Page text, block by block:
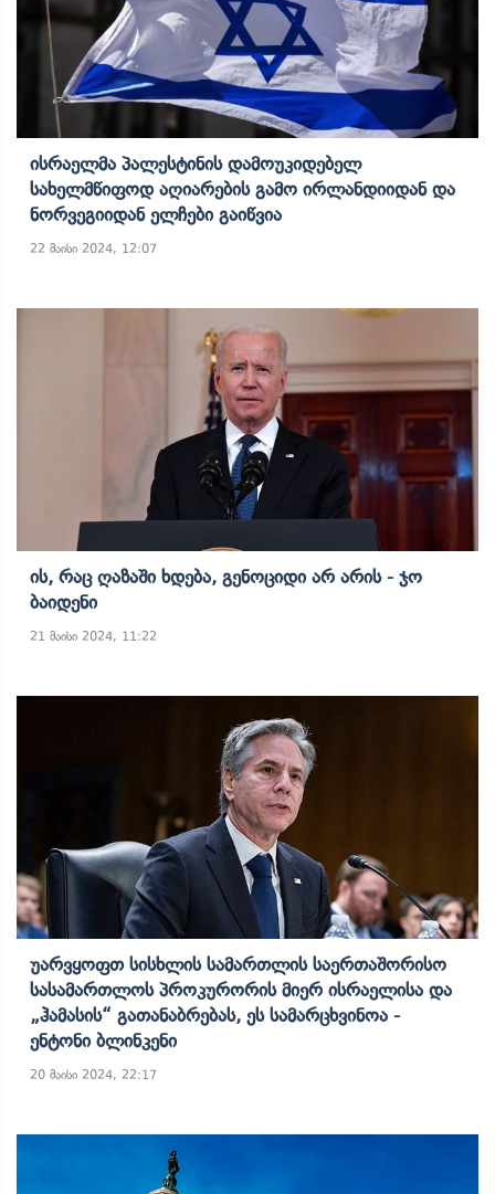
Ისრაელმა Პალესტინის Დამოუკიდებელ
Სახელმწიფოდ Აღიარების Გამო Ირლანდიიდან Და
Ნორვეგიიდან Ელჩები Გაიწვია
22 მაისი 2024, 12:07
Ის, Რაც Ღაზაში Ხდება, Გენოციდი Არ Არის - Ჯო
Ბაიდენი
21 მაისი 2024, 11:22
Უარვყოფთ Სისხლის Სამართლის Საერთაშორისო
Სასამართლოს Პროკურორის Მიერ Ისრაელისა Და
„ჰამასის“ Გათანაბრებას, Ეს Სამარცხვინოა -
Ენტონი Ბლინკენი
20 მაისი 2024, 22:17